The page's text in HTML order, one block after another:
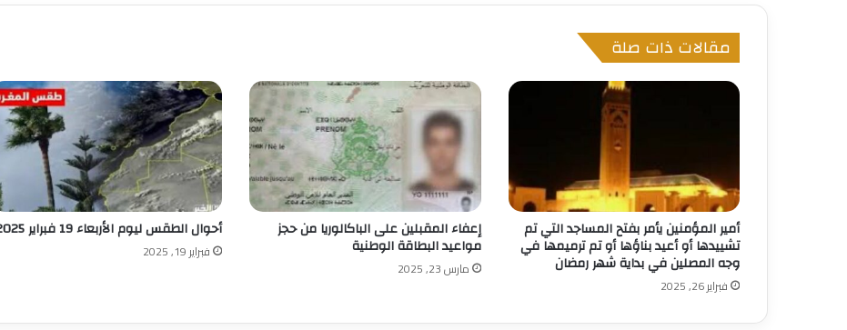
مقالات ذات صلة
أمير المؤمنين يأمر بفتح المساجد التي تم
تشييدها أو أعيد بناؤها أو تم ترميمها في
وجه المصلين في بداية شهر رمضان
فبراير 26, 2025
إعفاء المقبلين على الباكالوريا من حجز
مواعيد البطاقة الوطنية
مارس 23, 2025
أحوال الطقس ليوم الأربعاء 19 فبراير 2025
فبراير 19, 2025